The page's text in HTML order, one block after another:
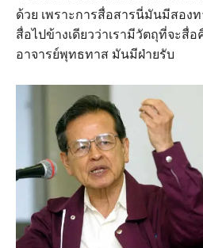
ด้วย เพราะการสื่อสารนี่มันมีสอง
สื่อไปข้างเดียวว่าเรามีวัตถุที่จะสื่
อาจารย์พุทธทาส มันมีฝ่ายรับ